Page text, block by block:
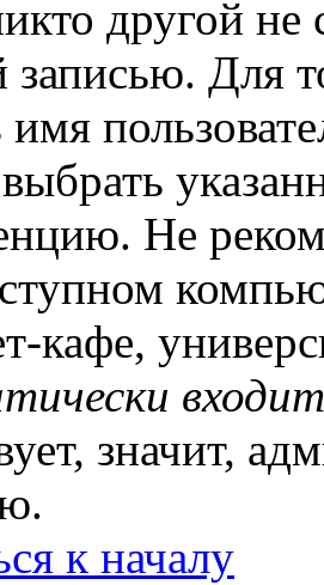
другой не
записью. Для
имя
Не
кафе,
значит,
к началу